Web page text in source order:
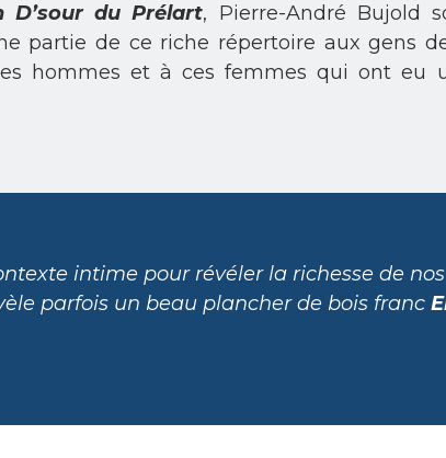
D’sour du Prélart, Pierre-André Bujold
partie de ce riche répertoire aux gens
hommes et à ces femmes qui ont eu
intime pour révéler la richesse de
parfois un beau plancher de bois franc